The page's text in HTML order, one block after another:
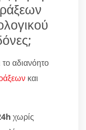
αδιανόητο
και
χωρίς